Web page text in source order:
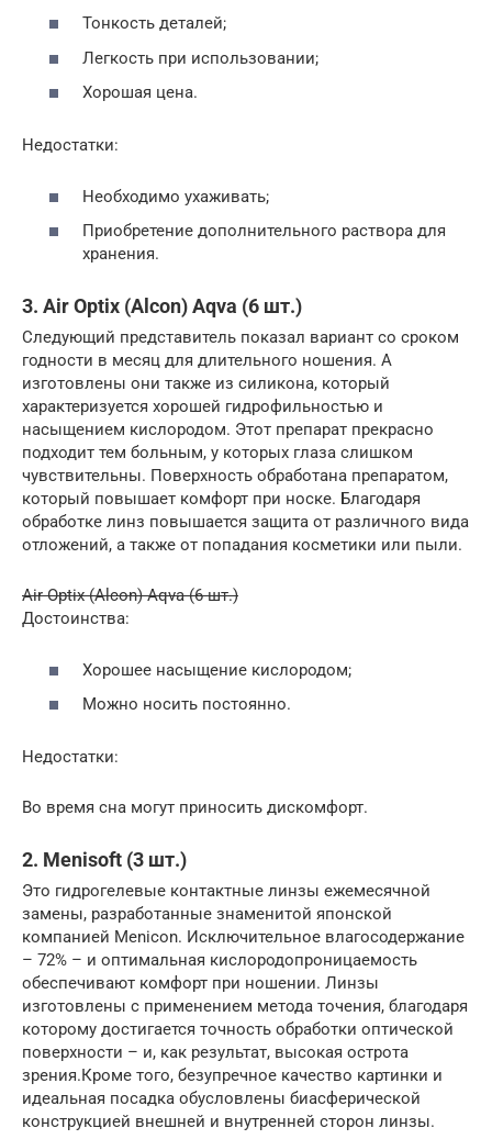
Тонкость деталей;
Легкость при использовании;
Хорошая цена.
Недостатки:
Необходимо ухаживать;
Приобретение дополнительного раствора для
хранения.
3. Air Optix (Alcon) Aqva (6 шт.)
Следующий представитель показал вариант со сроком
годности в месяц для длительного ношения. А
изготовлены они также из силикона, который
характеризуется хорошей гидрофильностью и
насыщением кислородом. Этот препарат прекрасно
подходит тем больным, у которых глаза слишком
чувствительны. Поверхность обработана препаратом,
который повышает комфорт при носке. Благодаря
обработке линз повышается защита от различного вида
отложений, а также от попадания косметики или пыли.
Air Optix (Alcon) Aqva (6 шт.)
Достоинства:
Хорошее насыщение кислородом;
Можно носить постоянно.
Недостатки:
Во время сна могут приносить дискомфорт.
2. Menisoft (3 шт.)
Это гидрогелевые контактные линзы ежемесячной
замены, разработанные знаменитой японской
компанией Menicon. Исключительное влагосодержание
– 72% – и оптимальная кислородопроницаемость
обеспечивают комфорт при ношении. Линзы
изготовлены с применением метода точения, благодаря
которому достигается точность обработки оптической
поверхности – и, как результат, высокая острота
зрения.Кроме того, безупречное качество картинки и
идеальная посадка обусловлены биасферической
конструкцией внешней и внутренней сторон линзы.